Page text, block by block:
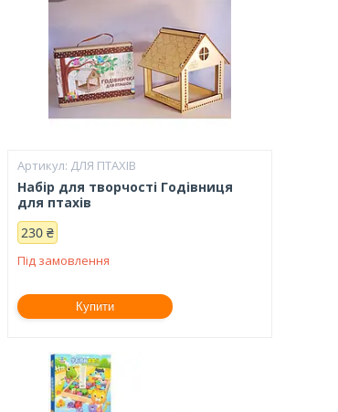
ДЛЯ ПТАХІВ
Набір для творчості Годівниця
для птахів
230 ₴
Під замовлення
Купити